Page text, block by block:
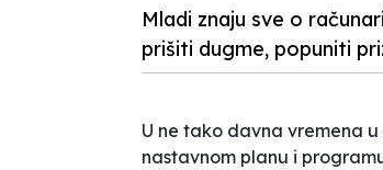
Mladi znaju sve o
prišiti dugme, popuniti
U ne tako davna vremena
nastavnom planu i